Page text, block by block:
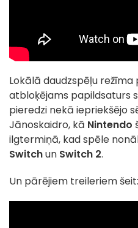
Lokālā daudzspēļu režīma
atbloķējams papildsaturs
pieredzi nekā iepriekšējo
Jānoskaidro, kā Nintendo
ilgtermiņā, kad spēle
Switchun Switch 2.
Un pārējiem treileriem šeit: